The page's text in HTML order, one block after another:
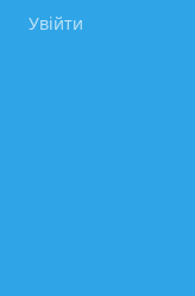
Увійти